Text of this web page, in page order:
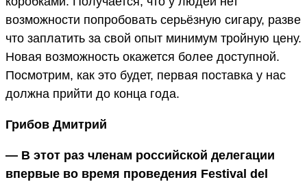
возможности попробовать серьёзную сигару, разве
что заплатить за свой опыт минимум тройную цену.
Новая возможность окажется более доступной.
Посмотрим, как это будет, первая поставка у нас
должна прийти до конца года.
Грибов Дмитрий
— В этот раз членам российской делегации
впервые во время проведения Festival del